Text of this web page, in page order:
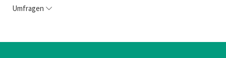
Umfragen